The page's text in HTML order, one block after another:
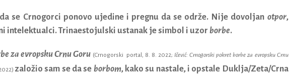
se Crnogorci ponovo ujedine i pregnu da se održe. Nije dovoljan otpor,
intelektualci. Trinaestojulski ustanak je simbol i uzor borbe.
za evropsku Crnu Goru (Crnogorski portal, 8. 8. 2022; Ičević: Crnogorski pokret borbe za evropsku Crnu
založio sam se da se borbom, kako su nastale, i opstale Duklja/Zeta/Crna